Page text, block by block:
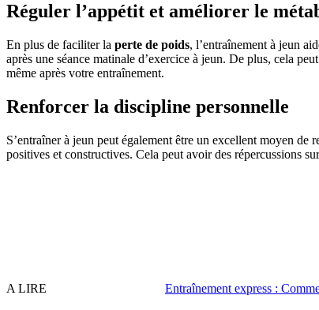
Réguler l’appétit et améliorer le
En plus de faciliter la perte de poids, l’entraînement à jeun
après une séance matinale d’exercice à jeun. De plus, cela
même après votre entraînement.
Renforcer la discipline personnelle
S’entraîner à jeun peut également être un excellent moyen de
positives et constructives. Cela peut avoir des répercussions
A LIRE Entraînement express :